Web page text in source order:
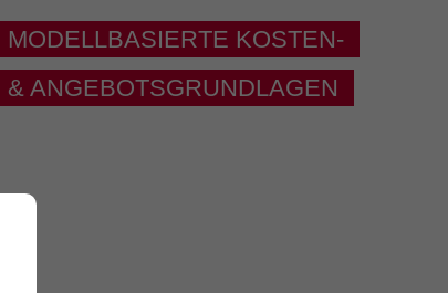
MODELLBASIERTE KOSTEN-
& ANGEBOTSGRUNDLAGEN